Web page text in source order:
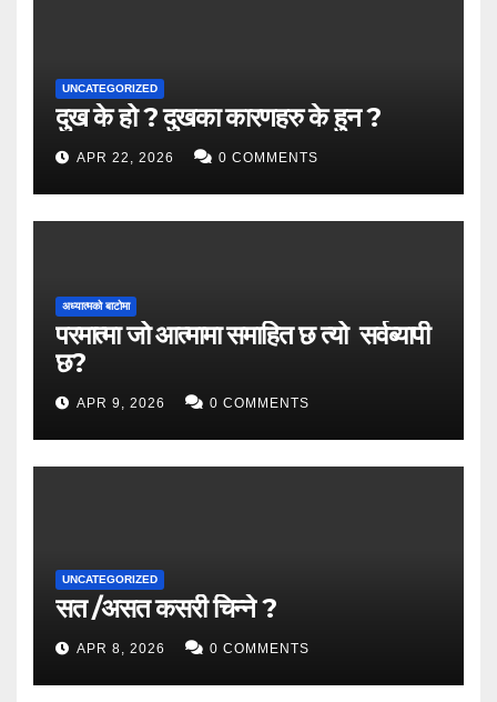
UNCATEGORIZED
दुख के हो ? दुखका कारणहरु के हुन ?
APR 22, 2026 0 COMMENTS
अध्यात्मको बाटोमा
परमात्मा जो आत्मामा समाहित छ त्यो सर्वब्यापी
छ?
APR 9, 2026 0 COMMENTS
UNCATEGORIZED
सत /असत कसरी चिन्ने ?
APR 8, 2026 0 COMMENTS